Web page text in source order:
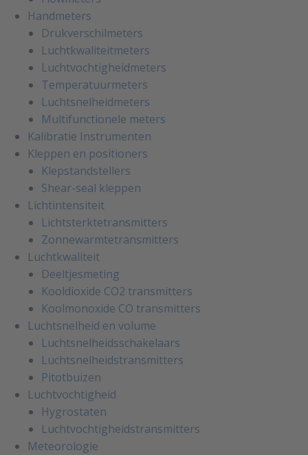
Handmeters
Drukverschilmeters
Luchtkwaliteitmeters
Luchtvochtigheidmeters
Temperatuurmeters
Luchtsnelheidmeters
Multifunctionele meters
Kalibratie Instrumenten
Kleppen en positioners
Klepstandstellers
Shear-seal kleppen
Lichtintensiteit
Lichtsterktetransmitters
Zonnewarmtetransmitters
Luchtkwaliteit
Deeltjesmeting
Kooldioxide CO2 transmitters
Koolmonoxide CO transmitters
Luchtsnelheid en volume
Luchtsnelheidsschakelaars
Luchtsnelheidstransmitters
Pitotbuizen
Luchtvochtigheid
Hygrostaten
Luchtvochtigheidstransmitters
Meteorologie